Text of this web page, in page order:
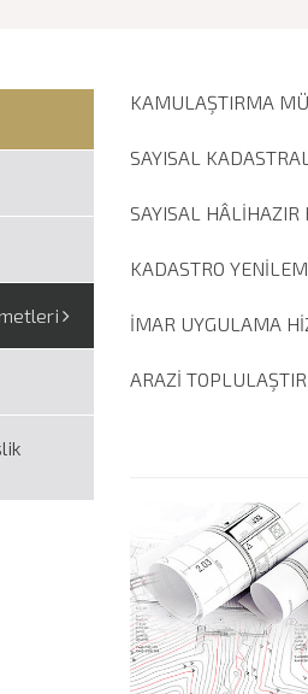
KAMULAŞTIRMA
SAYISAL
SAYISAL HÂLİHAZIR
KADASTRO
İMAR UYGULAMA
ARAZİ